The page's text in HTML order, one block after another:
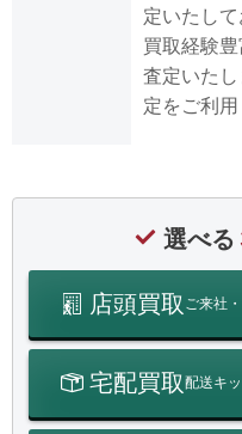
定いたして
買取経験
査定いた
定をご利用
選べる
店頭買取 ご来社
宅配買取配送キ